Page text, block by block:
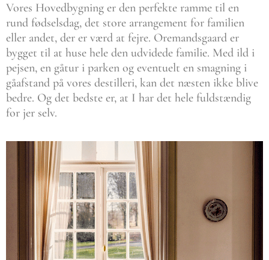
Vores Hovedbygning er den perfekte ramme til en
rund fødselsdag, det store arrangement for familien
eller andet, der er værd at fejre. Oremandsgaard er
bygget til at huse hele den udvidede familie. Med ild i
pejsen, en gåtur i parken og eventuelt en smagning i
gåafstand på vores destilleri, kan det næsten ikke blive
bedre. Og det bedste er, at I har det hele fuldstændig
for jer selv.